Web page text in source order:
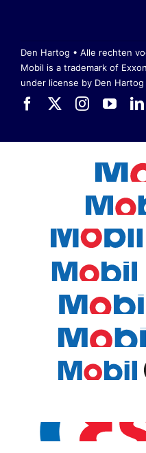
Den Hartog • Alle rechten
Mobil is a trademark of
under license by Den Hartog